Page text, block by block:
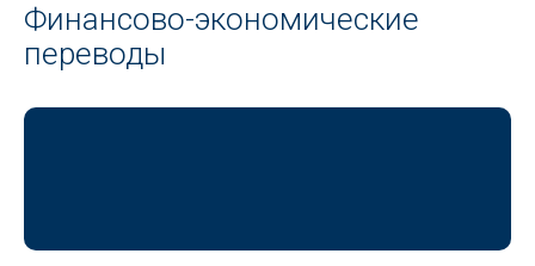
Финансово-экономические
переводы